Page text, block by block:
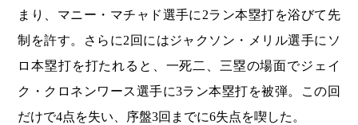
まり、マニー・マチャド選手に2ラン本塁打を浴びて先
制を許す。さらに2回にはジャクソン・メリル選手にソ
ロ本塁打を打たれると、一死二、三塁の場面でジェイ
ク・クロネンワース選手に3ラン本塁打を被弾。この回
だけで4点を失い、序盤3回までに6失点を喫した。